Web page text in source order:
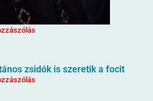
zsidók is szeretik a focit